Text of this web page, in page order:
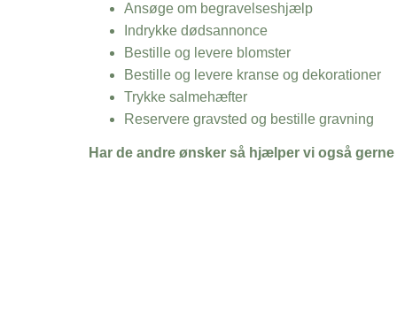
Ansøge om begravelseshjælp
Indrykke dødsannonce
Bestille og levere blomster
Bestille og levere kranse og dekorationer
Trykke salmehæfter
Reservere gravsted og bestille gravning
Har de andre ønsker så hjælper vi også gerne